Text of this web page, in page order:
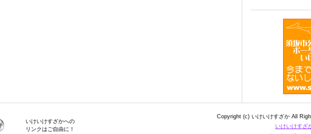
いけいけすざかへの
リンクはご自由に！
Copyright (c) いけいけすざか All
いけいけすざ